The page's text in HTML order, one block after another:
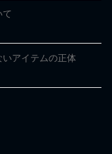
て
いアイテムの正体